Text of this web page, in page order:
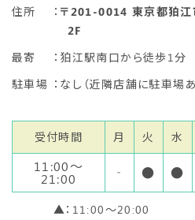
住所 ： 〒201-0014 東京都狛
2F
最寄
：狛江駅南口から徒歩1分
駐車場 ：なし（近隣店舗に駐車場あ
受付時間 月 火 水
11:00〜
21:00 ‐ ● ●
▲：11:00～20:00